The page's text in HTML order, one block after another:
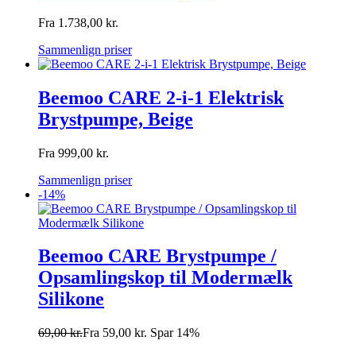
Fra 1.738,00 kr.
Sammenlign priser
Beemoo CARE 2-i-1 Elektrisk
Brystpumpe, Beige
Fra 999,00 kr.
Sammenlign priser
-14%
Beemoo CARE Brystpumpe /
Opsamlingskop til Modermælk
Silikone
69,00kr.Fra 59,00 kr. Spar 14%